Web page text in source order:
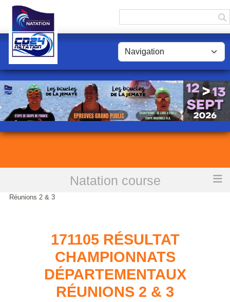
Natation course
171105 Résultat championnats départementaux
Réunions 2 & 3
171105 RÉSULTAT
CHAMPIONNATS
DÉPARTEMENTAUX
RÉUNIONS 2 & 3
Panneau de gestion des cookies